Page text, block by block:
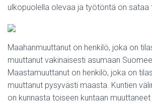
ulkopuolella olevaa ja työtöntä on sataa
Maahanmuuttanut on henkilö, joka on
muuttanut vakinaisesti asumaan
Maastamuuttanut on henkilö, joka on
muuttanut pysyvästi maasta. Kuntien
on kunnasta toiseen kuntaan muuttaneet